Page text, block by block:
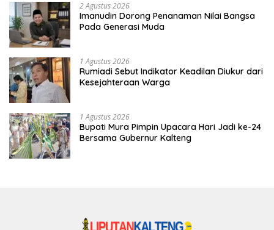
2 Agustus 2026
Imanudin Dorong Penanaman Nilai Bangsa
Pada Generasi Muda
1 Agustus 2026
Rumiadi Sebut Indikator Keadilan Diukur dari
Kesejahteraan Warga
1 Agustus 2026
Bupati Mura Pimpin Upacara Hari Jadi ke-24
Bersama Gubernur Kalteng